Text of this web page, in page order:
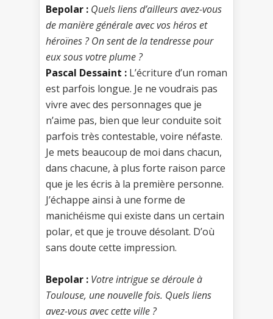
Bepolar : Quels liens d’ailleurs avez-vous
de manière générale avec vos héros et
héroïnes ? On sent de la tendresse pour
eux sous votre plume ?
Pascal Dessaint : L’écriture d’un roman
est parfois longue. Je ne voudrais pas
vivre avec des personnages que je
n’aime pas, bien que leur conduite soit
parfois très contestable, voire néfaste.
Je mets beaucoup de moi dans chacun,
dans chacune, à plus forte raison parce
que je les écris à la première personne.
J’échappe ainsi à une forme de
manichéisme qui existe dans un certain
polar, et que je trouve désolant. D’où
sans doute cette impression.
Bepolar : Votre intrigue se déroule à
Toulouse, une nouvelle fois. Quels liens
avez-vous avec cette ville ?